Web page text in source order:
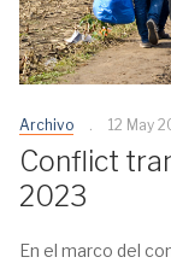
Archivo 12 May
Conflict
2023
En el marco del